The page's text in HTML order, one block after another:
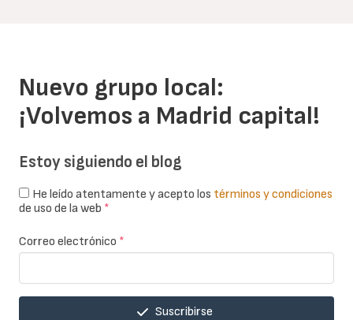
Nuevo grupo local:
¡Volvemos a Madrid capital!
Estoy siguiendo el blog
He leído atentamente y acepto los términos y condiciones
de uso de la web *
Correo electrónico *
Suscribirse